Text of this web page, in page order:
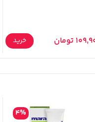
تومان خرید
4%